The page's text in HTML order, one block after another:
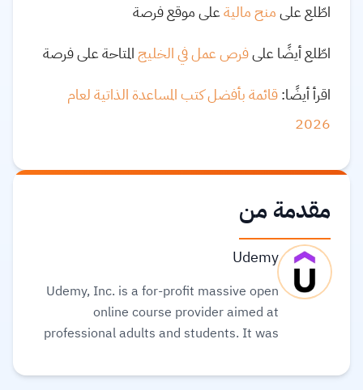
اطّلع علىمنح ماليةعلى موقع فرصة
اطّلع أيضًا علىفرص عمل في الخليجالمتاحة على فرصة
اقرأ أيضًا:قائمة بأفضل كتب المساعدة الذاتية لعام
2026
مقدمة من
Udemy
Udemy, Inc. is a for-profit massive open
online course provider aimed at
professional adults and students. It was
community and course catalog get bigger